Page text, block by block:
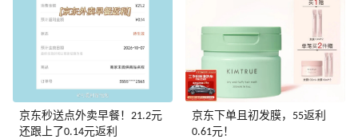
京东秒送点外卖早餐！21.2元
还跟上了0.14元返利
京东下单且初发膜，55返利
0.61元！